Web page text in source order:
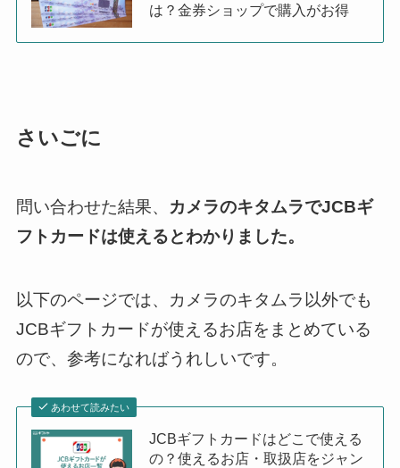
は？金券ショップで購入がお得
さいごに
問い合わせた結果、 カメラのキタムラでJCBギ
フトカードは使えるとわかりました。
以下のページでは、カメラのキタムラ以外でも
JCBギフトカードが使えるお店をまとめている
ので、参考になればうれしいです。
あわせて読みたい
JCBギフトカードはどこで使える
の？使えるお店・取扱店をジャン